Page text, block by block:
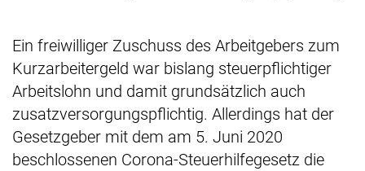
Ein freiwilliger Zuschuss des Arbeitgebers zum
Kurzarbeitergeld war bislang steuerpflichtiger
Arbeitslohn und damit grundsätzlich auch
zusatzversorgungspflichtig. Allerdings hat der
Gesetzgeber mit dem am 5. Juni 2020
beschlossenen Corona-Steuerhilfegesetz die